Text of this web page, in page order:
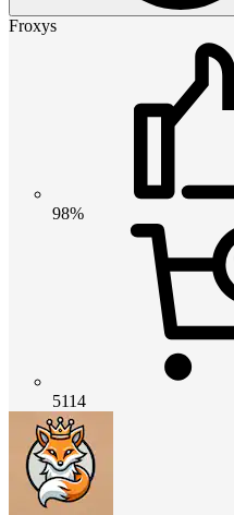
Froxys
98%
5114